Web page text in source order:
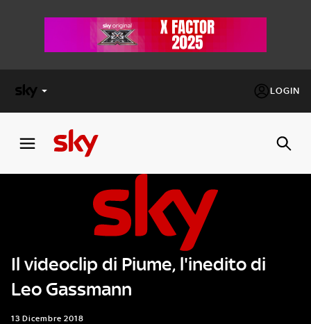
LOGIN
FACTOR
Cos’altro vedere:
PROGRAMMI SKY
Un mondo di offerte:
SKY.IT
Il videoclip di Piume, l'inedito di
Leo Gassmann
13 Dicembre 2018